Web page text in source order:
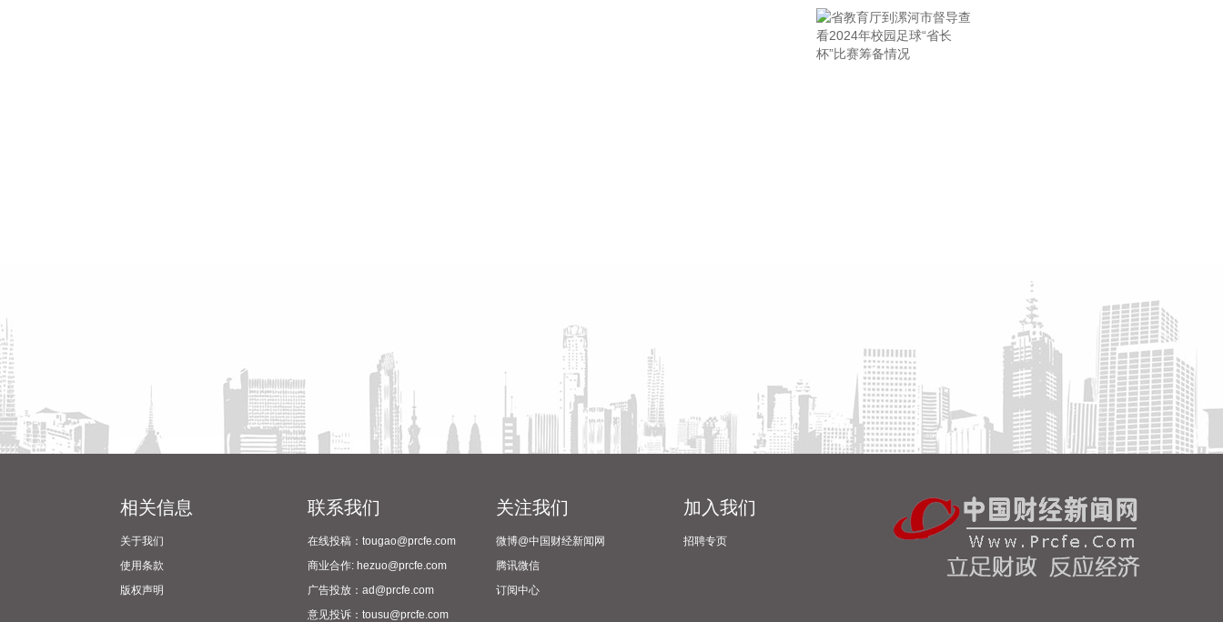
雨带发展旺盛，对上海市的影响呈现“风长雨强”的特
点。 台风“白海豚”登陆后深入内陆的走向还存在较大
不确定性，受到东西两环副热带高压的影响，后期如
知提出，适度提高住房公积金最高贷款额度。购房家
庭中1人为公积金缴存人的，购买首套住房公积金贷
款最高贷款额度为120万元，二套住房公积金贷款最
高额度为100万元；夫妻双方均为缴存人的，购买首
套住房公积金贷款最高贷款额度为240万元，二套住
房公积金贷款最高额度为200万元。符合以下条件
的，最高贷款额度可进一步上浮： 1.城六区户籍居民
家庭，在城六区外购买首套住房的，最高可上浮20万
庭购买住房的，可上浮40万元。 同时符合多项条件
的，最高贷款额度可叠加上浮，购房家庭中1人为公
积金缴存人的，最高上浮60万元；夫妻双方均为缴存
人的，最高上浮100万元。实际贷款额度依据购房家
座
相关信息
关于我们
使用条款
版权声明
联系我们
在线投稿：tougao@prcfe.com
商业合作: hezuo@prcfe.com
广告投放：ad@prcfe.com
意见投诉：tousu@prcfe.com
关注我们
微博@中国财经新闻网
腾讯微信
订阅中心
加入我们
招聘专页